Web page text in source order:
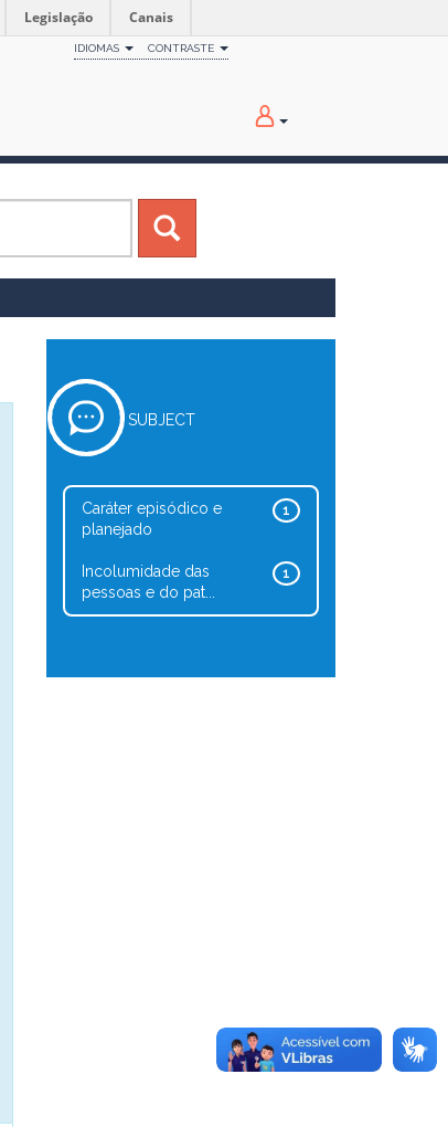
Legislação Canais
IDIOMAS CONTRASTE
SUBJECT
1
Caráter episódico e
planejado
1
Incolumidade das
pessoas e do pat...